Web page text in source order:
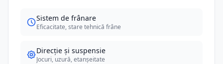
Sistem de frânare
Eficacitate, stare tehnică frâne
Direcție și suspensie
Jocuri, uzură, etanșeitate